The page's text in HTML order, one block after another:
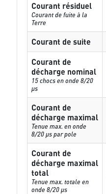
Courant résiduel
Courant de fuite à la
Terre
Courant de suite
Courant de
décharge nominal
15 chocs en onde 8/20
µs
Courant de
décharge maximal
Tenue max. en onde
8/20 µs par pole
Courant de
décharge maximal
total
Tenue max. totale en
onde 8/20 µs